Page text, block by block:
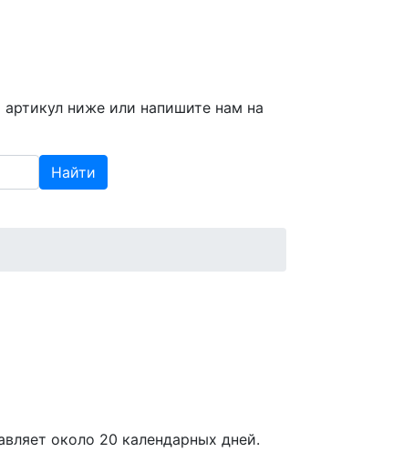
ниже или напишите нам на
Найти
около 20 календарных дней.